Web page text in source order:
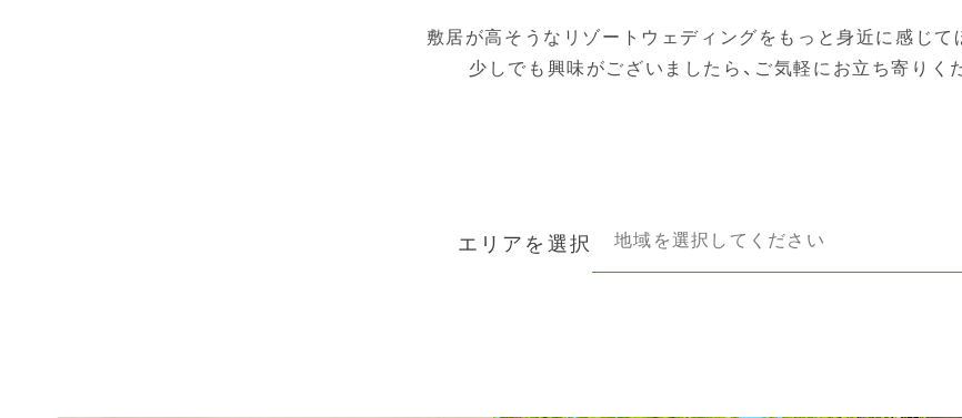
敷居が高そうなリゾートウェディングを もっと身近に感じて
少しでも興味がございましたら、 ご気軽にお立ち寄りく
エリアを選択